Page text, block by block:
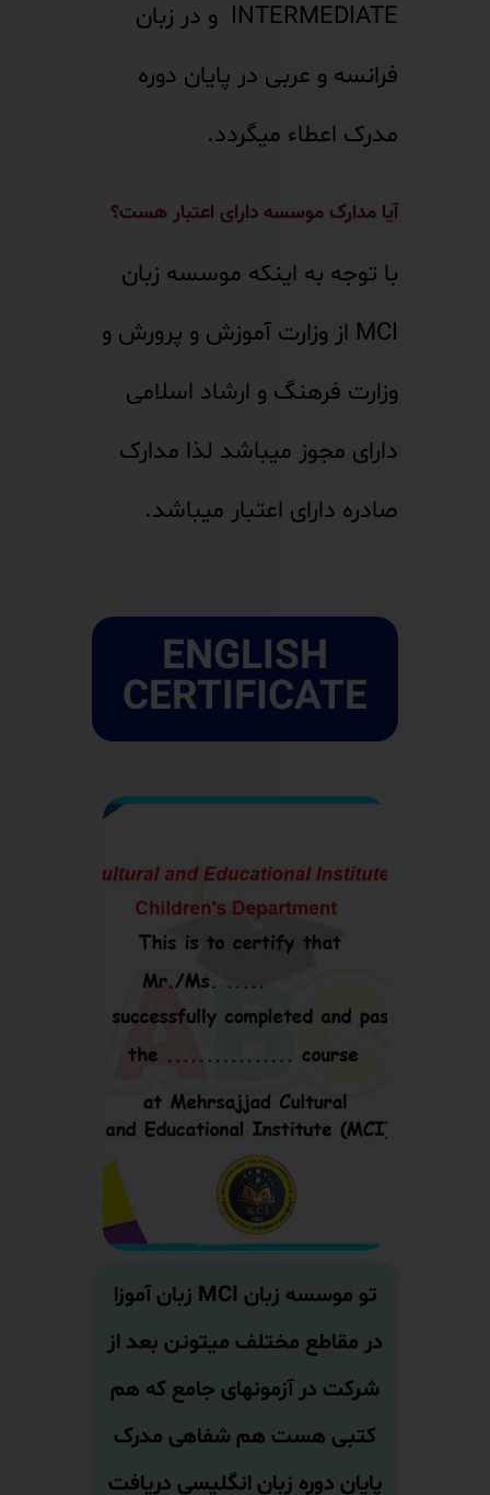
INTERMEDIATE و در زبان
فرانسه و عربی در پایان دوره
مدرک اعطاء میگردد.
آیا مدارک موسسه دارای اعتبار هست؟
با توجه به اینکه موسسه زبان
MCI از وزارت آموزش و پرورش و
وزارت فرهنگ و ارشاد اسلامی
دارای مجوز میباشد لذا مدارک
صادره دارای اعتبار میباشد.
ENGLISH
CERTIFICATE
تو موسسه زبان MCI زبان آموزا
در مقاطع مختلف میتونن بعد از
شرکت در آزمونهای جامع که هم
کتبی هست هم شفاهی مدرک
پایان دوره زبان انگلیسی دریافت